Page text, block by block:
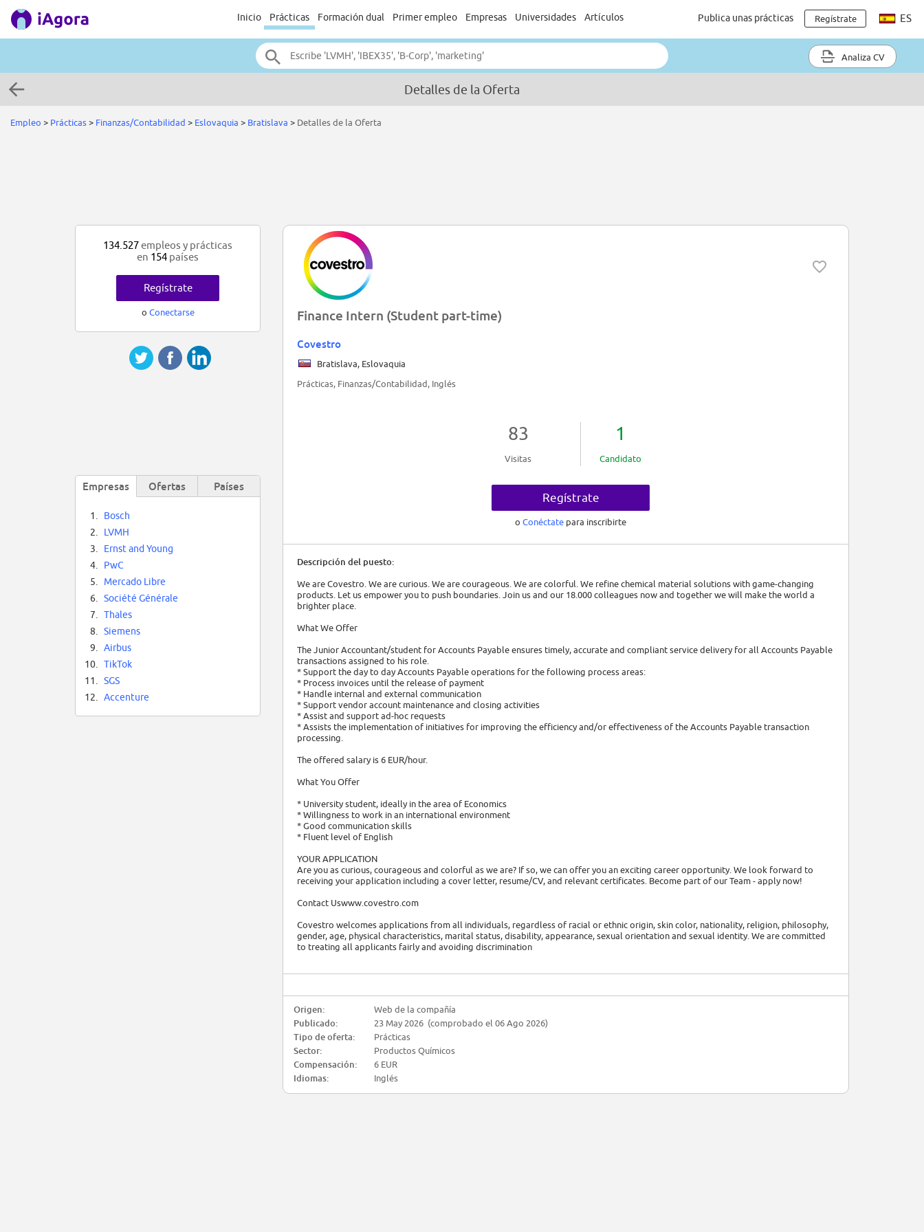
Inicio Prácticas Formación dual Primer empleo Empresas Universidades Artículos Publica unas prácticas Regístrate ES
Analiza CV
Detalles de la Oferta
Empleo > Prácticas> Finanzas/Contabilidad > Eslovaquia > Bratislava > Detalles de la Oferta
Finance Intern (Student part-time)
Covestro
Bratislava, Eslovaquia
Prácticas, Finanzas/Contabilidad, Inglés
83
Visitas
1
Candidato
Regístrate
o Conéctate para inscribirte
Descripción del puesto:
We are Covestro. We are curious. We are courageous. We are colorful. We refine chemical material solutions with game-changing
products. Let us empower you to push boundaries. Join us and our 18.000 colleagues now and together we will make the world a
brighter place.
What We Offer
The Junior Accountant/student for Accounts Payable ensures timely, accurate and compliant service delivery for all Accounts Payable
transactions assigned to his role.
* Support the day to day Accounts Payable operations for the following process areas:
* Process invoices until the release of payment
* Handle internal and external communication
* Support vendor account maintenance and closing activities
* Assist and support ad-hoc requests
* Assists the implementation of initiatives for improving the efficiency and/or effectiveness of the Accounts Payable transaction
processing.
The offered salary is 6 EUR/hour.
What You Offer
* University student, ideally in the area of Economics
* Willingness to work in an international environment
* Good communication skills
* Fluent level of English
YOUR APPLICATION
Are you as curious, courageous and colorful as we are? If so, we can offer you an exciting career opportunity. We look forward to
receiving your application including a cover letter, resume/CV, and relevant certificates. Become part of our Team - apply now!
Contact Uswww.covestro.com
Covestro welcomes applications from all individuals, regardless of racial or ethnic origin, skin color, nationality, religion, philosophy,
gender, age, physical characteristics, marital status, disability, appearance, sexual orientation and sexual identity. We are committed
to treating all applicants fairly and avoiding discrimination
Origen:
Web de la compañía
Publicado:
23 May 2026 (comprobado el 06 Ago 2026)
Tipo de oferta:
Prácticas
Sector:
Productos Químicos
Compensación:
6 EUR
Idiomas:
Inglés
134.527empleos y prácticas
en 154 países
Regístrate
o Conectarse
Empresas Ofertas Países
1.
Bosch
2.
LVMH
3.
Ernst and Young
4.
PwC
5.
Mercado Libre
6.
Société Générale
7.
Thales
8.
Siemens
9.
Airbus
10.
TikTok
11.
SGS
12.
Accenture